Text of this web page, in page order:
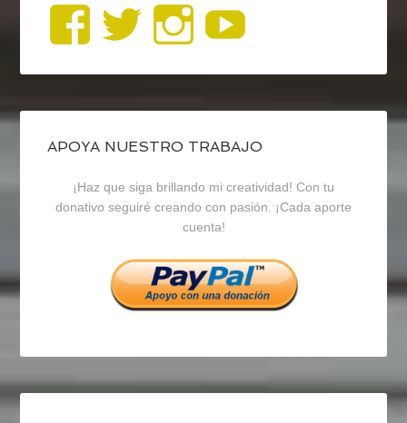
Ver
perfil
de
blogrecursosep
en
Facebook
Ver
perfil
de
recursosep
en
Twitter
Ver
perfil
de
recursosep
en
Instagram
APOYA NUESTRO TRABAJO
¡Haz que siga brillando mi creatividad! Con tu
donativo seguiré creando con pasión. ¡Cada aporte
cuenta!